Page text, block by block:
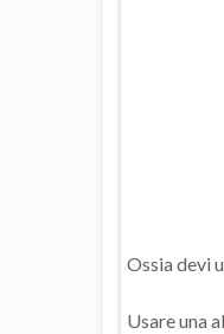
Ossia devi
Usare una